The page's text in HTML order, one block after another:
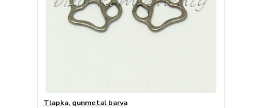
Tlapka, gunmetal barva